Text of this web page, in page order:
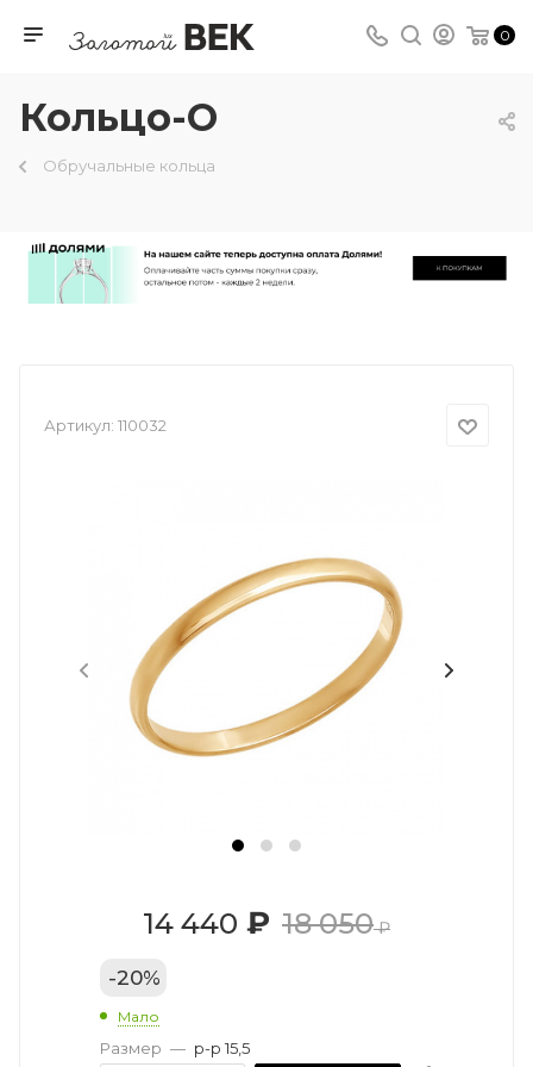
0
Кольцо-О
Обручальные кольца
Артикул: 110032
14 440 ₽ 18 050₽
-20%
Мало
Размер — р-р 15,5